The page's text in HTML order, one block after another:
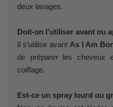
deux lavages.
Doit-on l’utiliser avant ou
Il s’utilise avant As I Am
de préparer les cheveux
coiffage.
Est-ce un spray lourd ou